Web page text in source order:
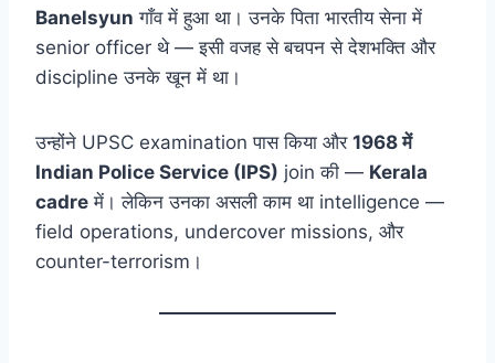
Banelsyun गाँव में हुआ था। उनके पिता भारतीय सेना में
senior officer थे — इसी वजह से बचपन से देशभक्ति और
discipline उनके खून में था।
उन्होंने UPSC examination पास किया और 1968 में
Indian Police Service (IPS) join की — Kerala
cadre में। लेकिन उनका असली काम था intelligence —
field operations, undercover missions, और
counter-terrorism।